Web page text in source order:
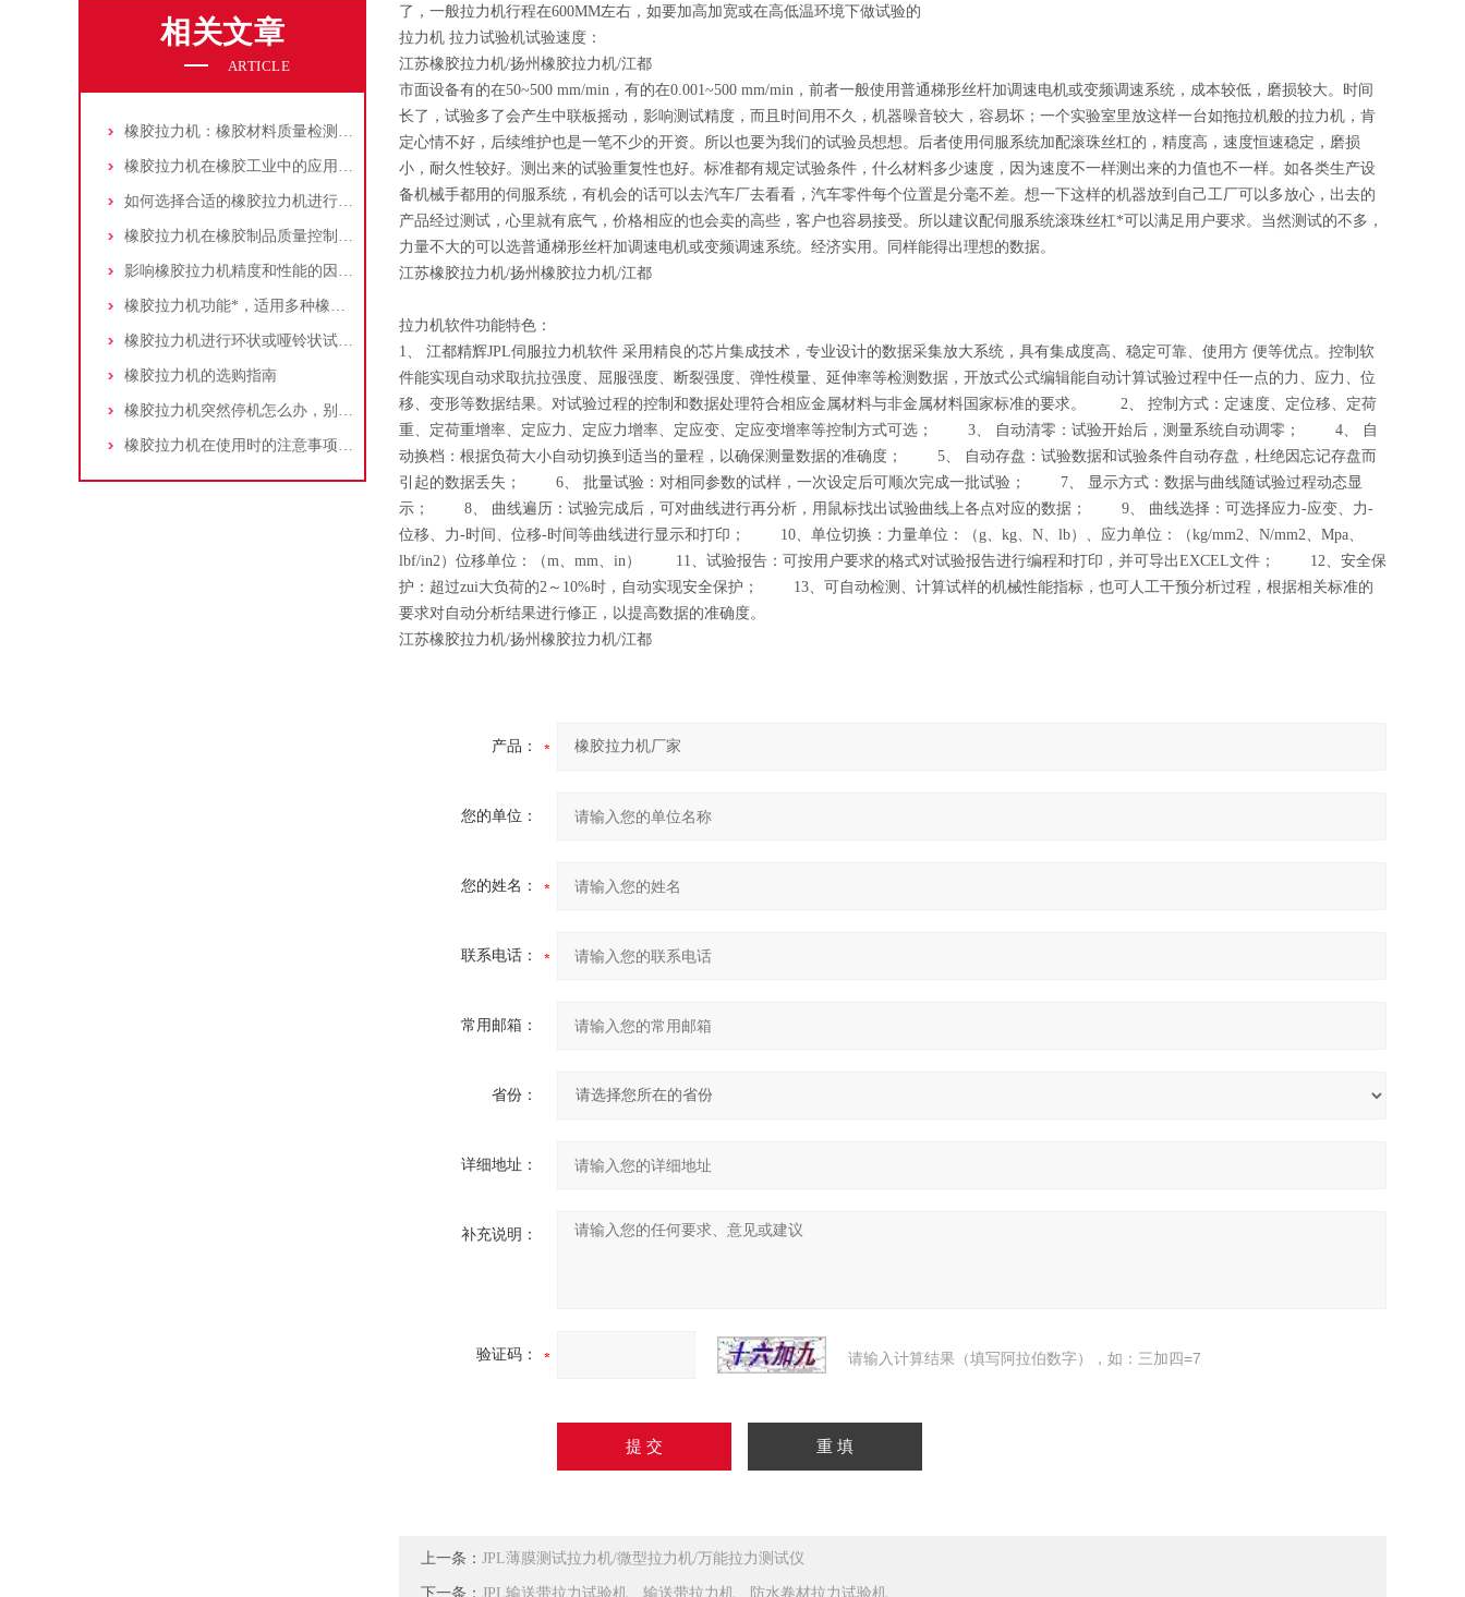
相关文章
ARTICLE
橡胶拉力机：橡胶材料质量检测的核心设备
橡胶拉力机在橡胶工业中的应用与性能优化
如何选择合适的橡胶拉力机进行产品质量检测
橡胶拉力机在橡胶制品质量控制中的应用与意义
影响橡胶拉力机精度和性能的因素有哪些？
橡胶拉力机功能*，适用多种橡胶制品
橡胶拉力机进行环状或哑铃状试样时应该注意什么？
橡胶拉力机的选购指南
橡胶拉力机突然停机怎么办，别慌先检查原因
橡胶拉力机在使用时的注意事项都有哪些呢?
了，一般拉力机行程在600MM左右，如要加高加宽或在高低温环境下做试验的
拉力机 拉力试验机试验速度：
江苏橡胶拉力机/扬州橡胶拉力机/江都
市面设备有的在50~500 mm/min，有的在0.001~500 mm/min，前者一般使用普通梯形丝杆加调速电机或变频调速系统，成本较低，磨损较大。时间
长了，试验多了会产生中联板摇动，影响测试精度，而且时间用不久，机器噪音较大，容易坏；一个实验室里放这样一台如拖拉机般的拉力机，肯
定心情不好，后续维护也是一笔不少的开资。所以也要为我们的试验员想想。后者使用伺服系统加配滚珠丝杠的，精度高，速度恒速稳定，磨损
小，耐久性较好。测出来的试验重复性也好。标准都有规定试验条件，什么材料多少速度，因为速度不一样测出来的力值也不一样。如各类生产设
备机械手都用的伺服系统，有机会的话可以去汽车厂去看看，汽车零件每个位置是分毫不差。想一下这样的机器放到自己工厂可以多放心，出去的
产品经过测试，心里就有底气，价格相应的也会卖的高些，客户也容易接受。所以建议配伺服系统滚珠丝杠*可以满足用户要求。当然测试的不多，
力量不大的可以选普通梯形丝杆加调速电机或变频调速系统。经济实用。同样能得出理想的数据。
江苏橡胶拉力机/扬州橡胶拉力机/江都
拉力机软件功能特色：
1、 江都精辉JPL伺服拉力机软件 采用精良的芯片集成技术，专业设计的数据采集放大系统，具有集成度高、稳定可靠、使用方 便等优点。控制软
件能实现自动求取抗拉强度、屈服强度、断裂强度、弹性模量、延伸率等检测数据，开放式公式编辑能自动计算试验过程中任一点的力、应力、位
移、变形等数据结果。对试验过程的控制和数据处理符合相应金属材料与非金属材料国家标准的要求。 2、 控制方式：定速度、定位移、定荷
重、定荷重增率、定应力、定应力增率、定应变、定应变增率等控制方式可选； 3、 自动清零：试验开始后，测量系统自动调零； 4、 自
动换档：根据负荷大小自动切换到适当的量程，以确保测量数据的准确度； 5、 自动存盘：试验数据和试验条件自动存盘，杜绝因忘记存盘而
引起的数据丢失； 6、 批量试验：对相同参数的试样，一次设定后可顺次完成一批试验； 7、 显示方式：数据与曲线随试验过程动态显
示； 8、 曲线遍历：试验完成后，可对曲线进行再分析，用鼠标找出试验曲线上各点对应的数据； 9、 曲线选择：可选择应力-应变、力-
位移、力-时间、位移-时间等曲线进行显示和打印； 10、单位切换：力量单位：（g、kg、N、lb）、应力单位：（kg/mm2、N/mm2、Mpa、
lbf/in2）位移单位：（m、mm、in） 11、试验报告：可按用户要求的格式对试验报告进行编程和打印，并可导出EXCEL文件； 12、安全保
护：超过zui大负荷的2～10%时，自动实现安全保护； 13、可自动检测、计算试样的机械性能指标，也可人工干预分析过程，根据相关标准的
要求对自动分析结果进行修正，以提高数据的准确度。
江苏橡胶拉力机/扬州橡胶拉力机/江都
产品：
您的单位：
您的姓名：
联系电话：
常用邮箱：
省份：
详细地址：
补充说明：
验证码： 请输入计算结果（填写阿拉伯数字），如：三加四=7
上一条： JPL薄膜测试拉力机/微型拉力机/万能拉力测试仪
下一条： JPL输送带拉力试验机、输送带拉力机、防水卷材拉力试验机